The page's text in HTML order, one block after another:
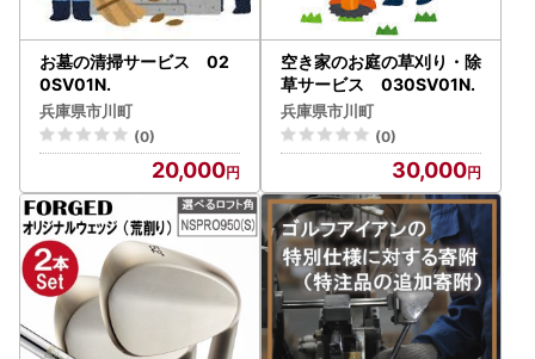
お墓の清掃サービス 02
0SV01N.
兵庫県市川町
(0)
20,000
空き家のお庭の草刈り・除
草サービス 030SV01N.
兵庫県市川町
(0)
30,000